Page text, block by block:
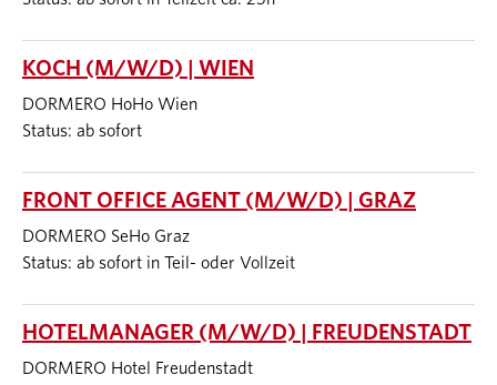
KOCH (M/W/D) | WIEN
DORMERO HoHo Wien
Status: ab sofort
FRONT OFFICE AGENT (M/W/D) | GRAZ
DORMERO SeHo Graz
Status: ab sofort in Teil- oder Vollzeit
HOTELMANAGER (M/W/D) | FREUDENSTADT
DORMERO Hotel Freudenstadt